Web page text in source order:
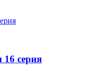
16 серия